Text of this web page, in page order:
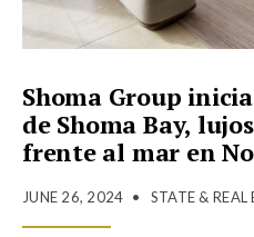
Shoma Group
de Shoma Bay,
frente al mar en
JUNE 26, 2024 • STATE & REAL